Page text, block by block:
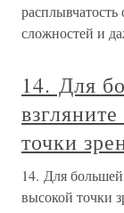
сложностей и
14. Для
точки
14. Для большей
высокой точки